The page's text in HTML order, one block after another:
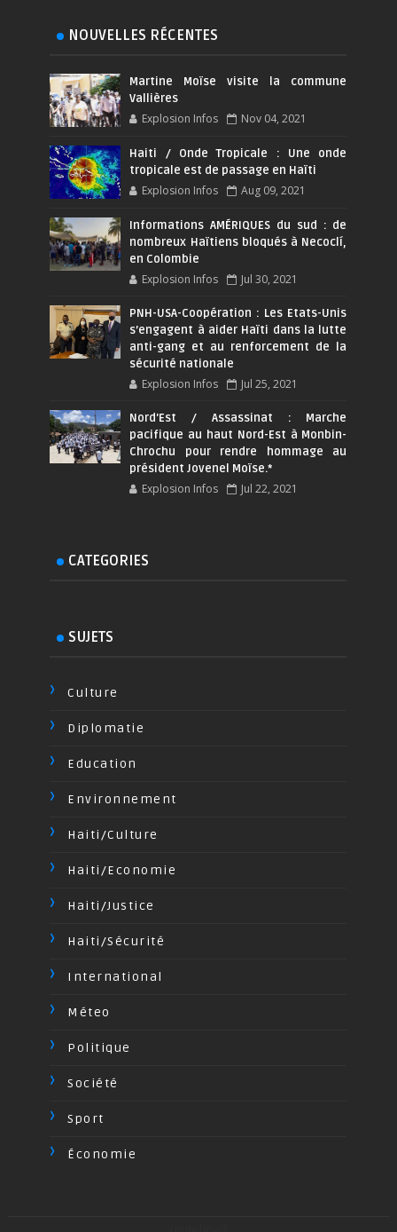
NOUVELLES RÉCENTES
Martine Moïse visite la commune
Vallières
Explosion Infos Nov 04, 2021
Haiti / Onde Tropicale : Une onde
tropicale est de passage en Haïti
Explosion Infos Aug 09, 2021
Informations AMÉRIQUES du sud : de
nombreux Haïtiens bloqués à Necoclí,
en Colombie
Explosion Infos Jul 30, 2021
PNH-USA-Coopération : Les Etats-Unis
s’engagent à aider Haïti dans la lutte
anti-gang et au renforcement de la
sécurité nationale
Explosion Infos Jul 25, 2021
Nord'Est / Assassinat : Marche
pacifique au haut Nord-Est à Monbin-
Chrochu pour rendre hommage au
président Jovenel Moïse.*
Explosion Infos Jul 22, 2021
CATEGORIES
SUJETS
Culture
Diplomatie
Education
Environnement
Haiti/Culture
Haiti/Economie
Haiti/Justice
Haiti/Sécurité
International
Méteo
Politique
Société
Sport
Économie